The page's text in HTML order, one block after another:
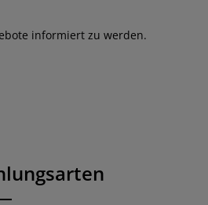
informiert zu werden.